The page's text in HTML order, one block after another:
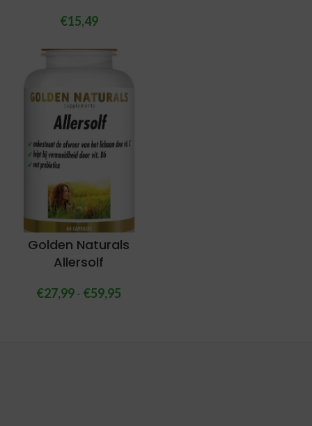
€15,49
Golden Naturals
Allersolf
€27,99- €59,95